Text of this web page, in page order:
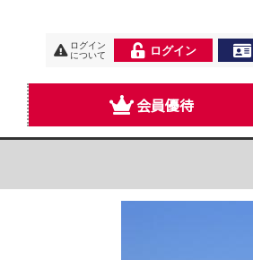
ログイン
について
ログイン
会員優待